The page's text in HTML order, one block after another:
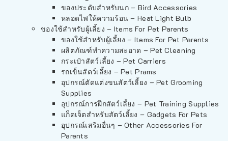
ของประดับสำหรับนก – Bird Accessories
หลอดไฟให้ความร้อน – Heat Light Bulb
ของใช้สำหรับผู้เลี้ยง – Items For Pet Parents
ของใช้สำหรับผู้เลี้ยง – Items For Pet Parents
ผลิตภัณฑ์ทำความสะอาด – Pet Cleaning
กระเป๋าสัตว์เลี้ยง – Pet Carriers
รถเข็นสัตว์เลี้ยง – Pet Prams
อุปกรณ์ตัดแต่งขนสัตว์เลี้ยง – Pet Grooming
Supplies
อุปกรณ์การฝึกสัตว์เลี้ยง – Pet Training Supplies
แก็ดเจ็ตสำหรับสัตว์เลี้ยง – Gadgets For Pets
อุปกรณ์เสริมอื่นๆ – Other Accessories For
Parents